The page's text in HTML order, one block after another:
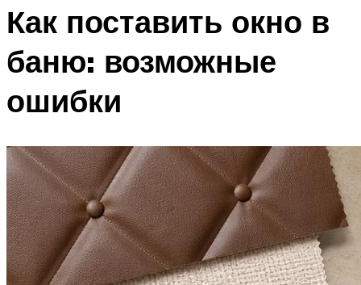
Как поставить окно в
баню: возможные
ошибки